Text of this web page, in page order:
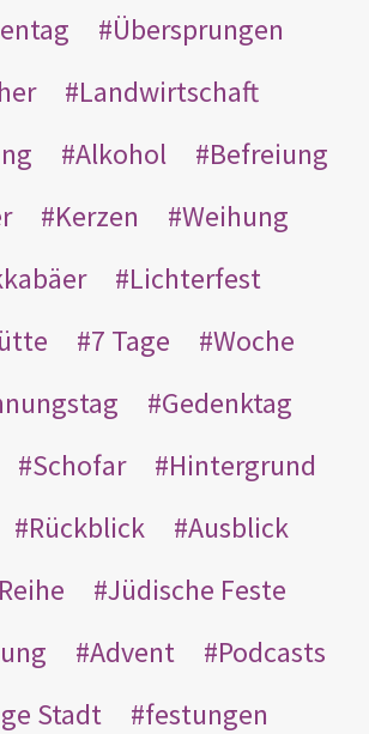
Übersprungen
Landwirtschaft
Alkohol
Befreiung
Kerzen
Weihung
Lichterfest
7 Tage
Woche
Gedenktag
Schofar
Hintergrund
Rückblick
Ausblick
Jüdische Feste
Advent
Podcasts
Stadt
festungen